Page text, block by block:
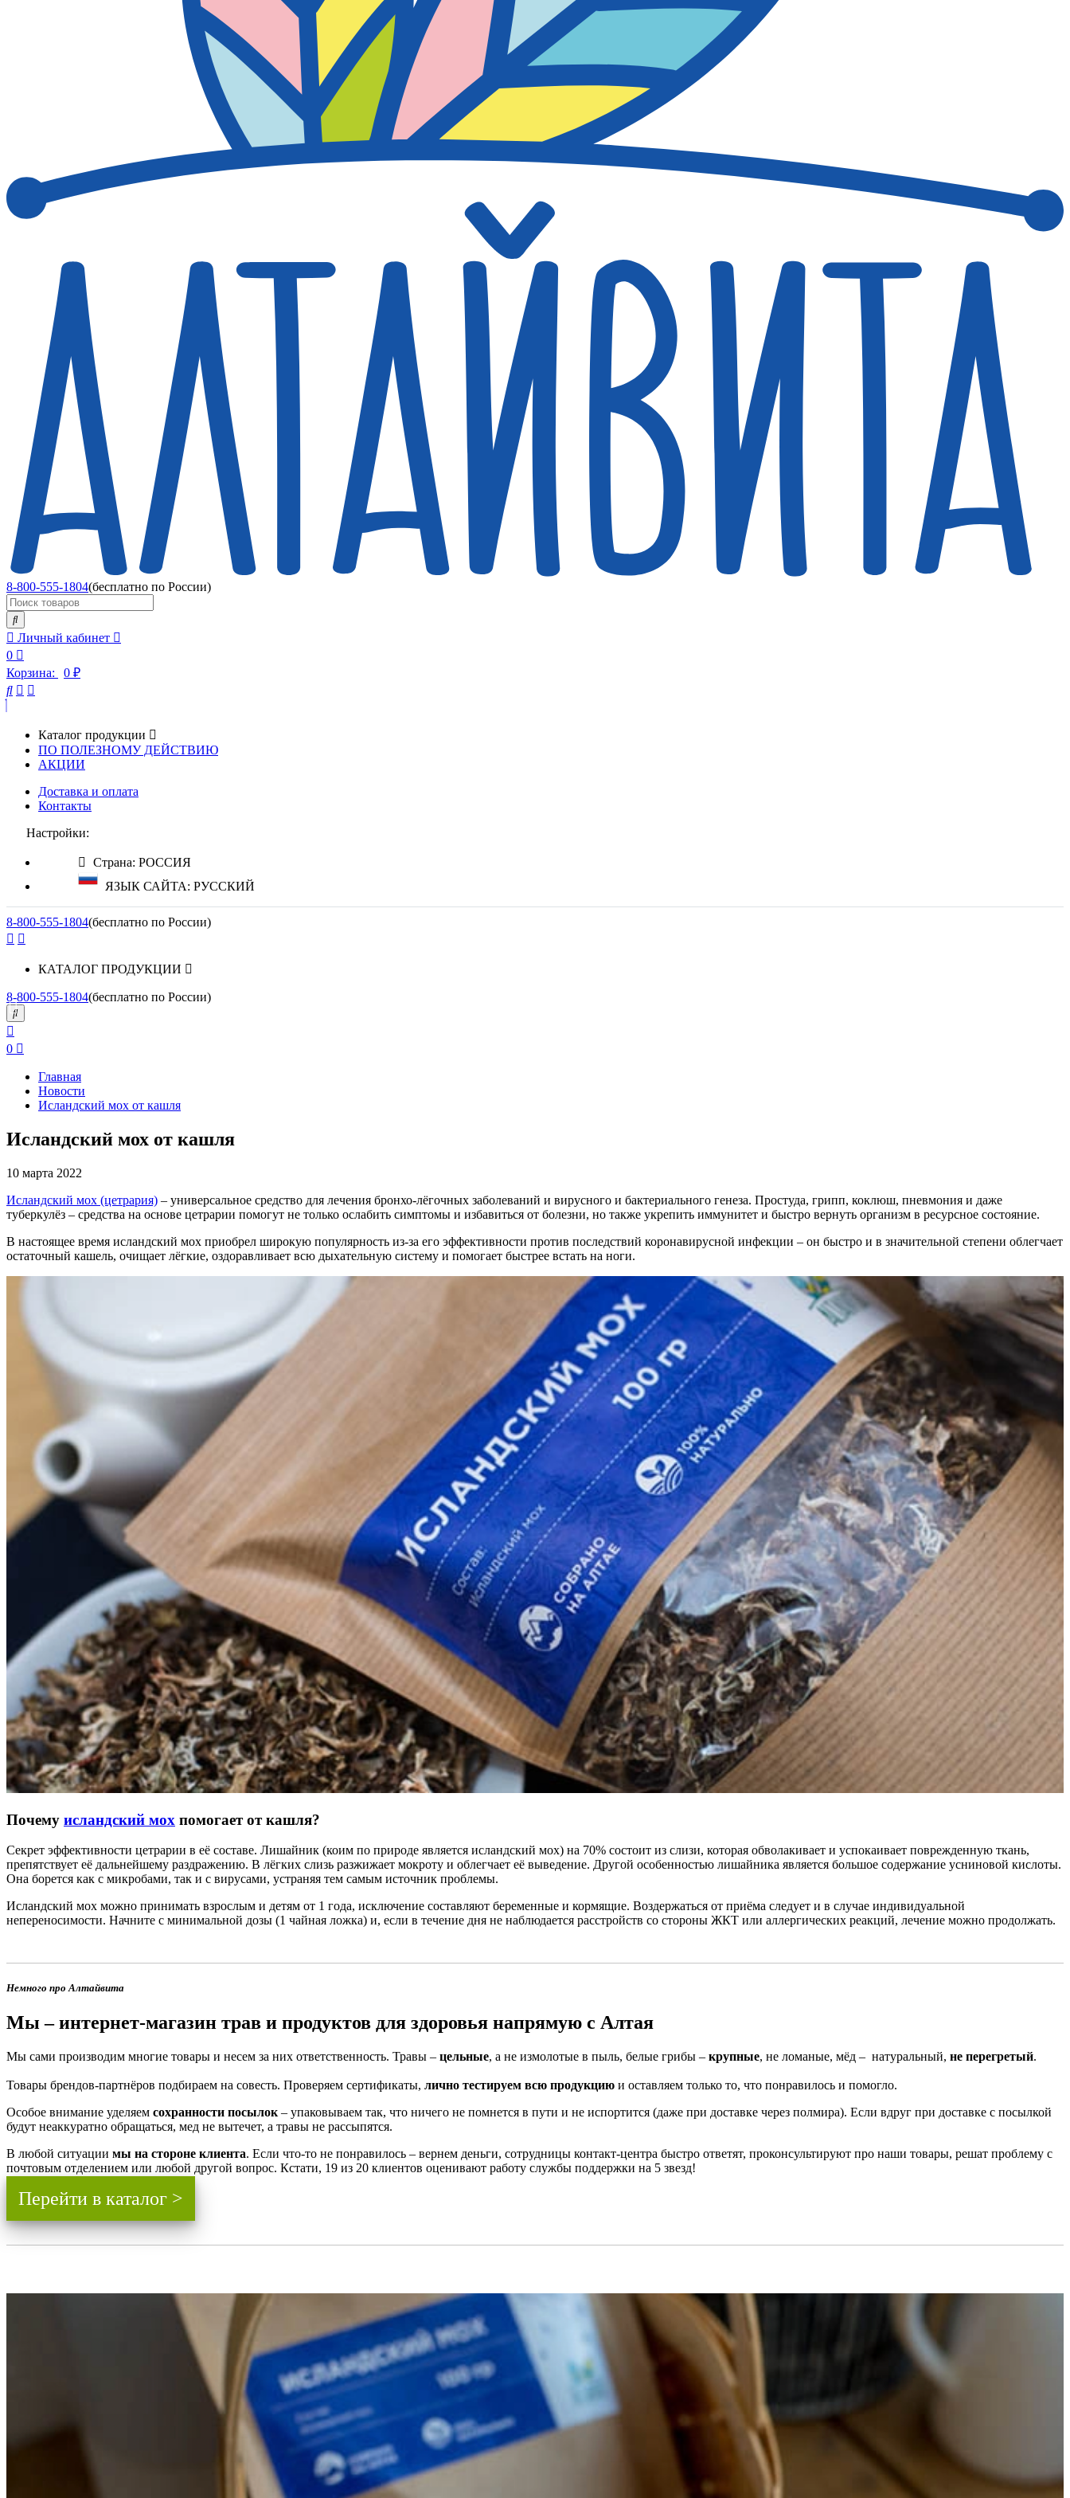
8-800-555-1804(бесплатно по России)
Личный кабинет
0
Корзина:
0 ₽
Каталог продукции
ПО ПОЛЕЗНОМУ ДЕЙСТВИЮ
АКЦИИ
Доставка и оплата
Контакты
Настройки:
Страна: РОССИЯ
ЯЗЫК САЙТА: РУССКИЙ
8-800-555-1804(бесплатно по России)
КАТАЛОГ ПРОДУКЦИИ
8-800-555-1804(бесплатно по России)
0
Главная
Новости
Исландский мох от кашля
Исландский мох от кашля
10 марта 2022
Исландский мох (цетрария) – универсальное средство для лечения бронхо-лёгочных заболеваний и вирусного и бактериального генеза. Простуда, грипп, коклюш, пневмония и даже
туберкулёз – средства на основе цетрарии помогут не только ослабить симптомы и избавиться от болезни, но также укрепить иммунитет и быстро вернуть организм в ресурсное состояние.
В настоящее время исландский мох приобрел широкую популярность из-за его эффективности против последствий коронавирусной инфекции – он быстро и в значительной степени облегчает
остаточный кашель, очищает лёгкие, оздоравливает всю дыхательную систему и помогает быстрее встать на ноги.
Почему исландский мох помогает от кашля?
Секрет эффективности цетрарии в её составе. Лишайник (коим по природе является исландский мох) на 70% состоит из слизи, которая обволакивает и успокаивает поврежденную ткань,
препятствует её дальнейшему раздражению. В лёгких слизь разжижает мокроту и облегчает её выведение. Другой особенностью лишайника является большое содержание усниновой кислоты.
Она борется как с микробами, так и с вирусами, устраняя тем самым источник проблемы.
Исландский мох можно принимать взрослым и детям от 1 года, исключение составляют беременные и кормящие. Воздержаться от приёма следует и в случае индивидуальной
непереносимости. Начните с минимальной дозы (1 чайная ложка) и, если в течение дня не наблюдается расстройств со стороны ЖКТ или аллергических реакций, лечение можно продолжать.
Немного про Алтайвита
Мы – интернет-магазин трав и продуктов для здоровья напрямую с Алтая
Мы сами производим многие товары и несем за них ответственность. Травы – цельные, а не измолотые в пыль, белые грибы – крупные, не ломаные, мёд – натуральный, не перегретый.
Товары брендов-партнёров подбираем на совесть. Проверяем сертификаты, лично тестируем всю продукцию и оставляем только то, что понравилось и помогло.
Особое внимание уделяем сохранности посылок – упаковываем так, что ничего не помнется в пути и не испортится (даже при доставке через полмира). Если вдруг при доставке с посылкой
будут неаккуратно обращаться, мед не вытечет, а травы не рассыпятся.
В любой ситуации мы на стороне клиента. Если что-то не понравилось – вернем деньги, сотрудницы контакт-центра быстро ответят, проконсультируют про наши товары, решат проблему с
почтовым отделением или любой другой вопрос. Кстати, 19 из 20 клиентов оценивают работу службы поддержки на 5 звезд!
Перейти в каталог >